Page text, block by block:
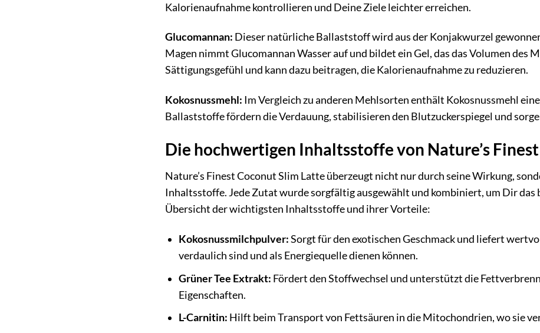
Kalorienaufnahme kontrollieren und Deine Ziele leichter erreichen.
Glucomannan: Dieser natürliche Ballaststoff wird aus der Konjakwurzel
Magen nimmt Glucomannan Wasser auf und bildet ein Gel, das das Volumen des
Sättigungsgefühl und kann dazu beitragen, die Kalorienaufnahme zu reduzieren.
Kokosnussmehl: Im Vergleich zu anderen Mehlsorten enthält Kokosnussmehl
Ballaststoffe fördern die Verdauung, stabilisieren den Blutzuckerspiegel und
Die hochwertigen Inhaltsstoffe von Nature’s
Nature’s Finest Coconut Slim Latte überzeugt nicht nur durch seine Wirkung,
Inhaltsstoffe. Jede Zutat wurde sorgfältig ausgewählt und kombiniert, um Dir das
Übersicht der wichtigsten Inhaltsstoffe und ihrer Vorteile:
Kokosnussmilchpulver:Sorgt für den exotischen Geschmack und liefert
verdaulich sind und als Energiequelle dienen können.
Grüner Tee Extrakt: Fördert den Stoffwechsel und unterstützt die
Eigenschaften.
L-Carnitin: Hilft beim Transport von Fettsäuren in die Mitochondrien, wo sie